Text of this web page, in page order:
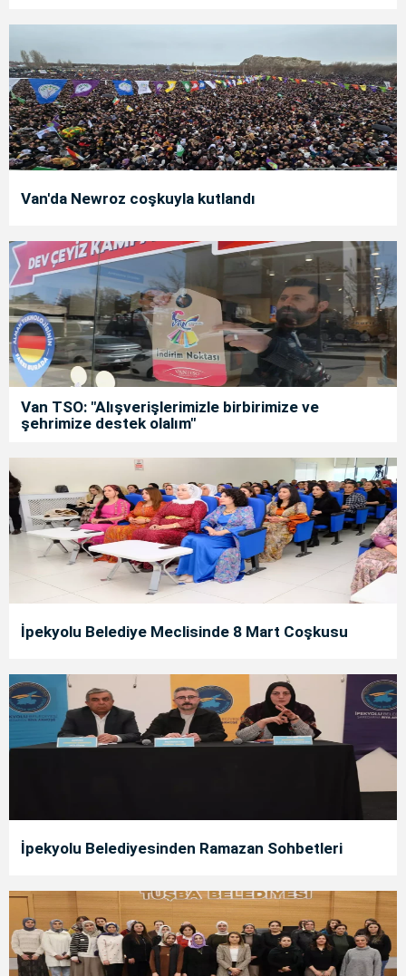
Van'da Newroz coşkuyla kutlandı
Van TSO: "Alışverişlerimizle birbirimize ve
şehrimize destek olalım"
İpekyolu Belediye Meclisinde 8 Mart Coşkusu
İpekyolu Belediyesinden Ramazan Sohbetleri